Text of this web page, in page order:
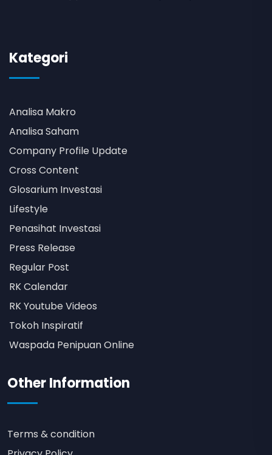
Kategori
Analisa Makro
Analisa Saham
Company Profile Update
Cross Content
Glosarium Investasi
Lifestyle
Penasihat Investasi
Press Release
Regular Post
RK Calendar
RK Youtube Videos
Tokoh Inspiratif
Waspada Penipuan Online
Other Information
Terms & condition